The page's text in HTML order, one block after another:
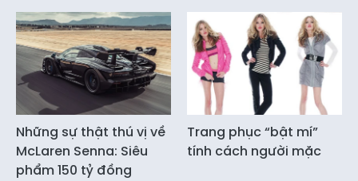
Những sự thật thú vị về
McLaren Senna: Siêu
phẩm 150 tỷ đồng
Trang phục “bật mí”
tính cách người mặc